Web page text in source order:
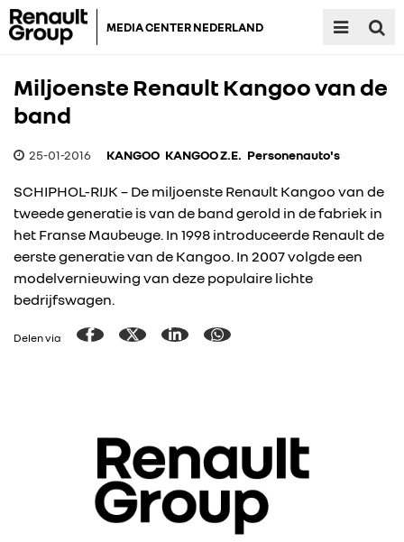
MEDIA CENTER NEDERLAND
Miljoenste Renault Kangoo van de
band
25-01-2016 KANGOO KANGOO Z.E. Personenauto's
SCHIPHOL-RIJK – De miljoenste Renault Kangoo van de
tweede generatie is van de band gerold in de fabriek in
het Franse Maubeuge. In 1998 introduceerde Renault de
eerste generatie van de Kangoo. In 2007 volgde een
modelvernieuwing van deze populaire lichte
bedrijfswagen.
Delen via